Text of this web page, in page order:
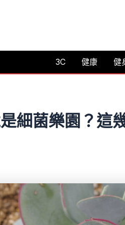
3C 健康 健
細菌樂園？這